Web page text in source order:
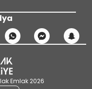
Emlak 2026